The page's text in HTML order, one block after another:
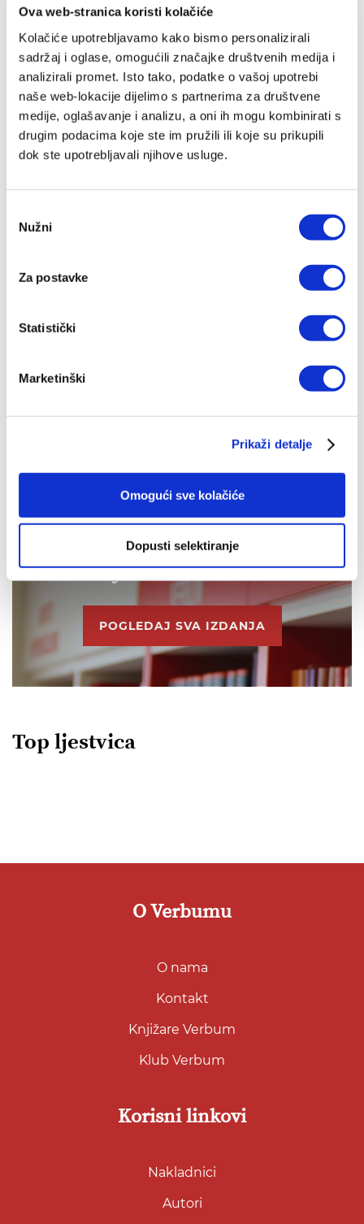
Ova web-stranica koristi kolačiće
Kolačiće upotrebljavamo kako bismo personalizirali
sadržaj i oglase, omogućili značajke društvenih medija i
analizirali promet. Isto tako, podatke o vašoj upotrebi
naše web-lokacije dijelimo s partnerima za društvene
medije, oglašavanje i analizu, a oni ih mogu kombinirati s
drugim podacima koje ste im pružili ili koje su prikupili
dok ste upotrebljavali njihove usluge.
pristanka
Nužni
Za postavke
Statistički
Marketinški
Prikaži detalje
Omogući sve kolačiće
Dopusti selektiranje
Niz Biblija nam priča sastoji se od četiri knjižice od
kojih
svaka donosi po jednu Isusovu prispodobu iz
Evanđelja.
Prispodobe su ispričane na krajnje jednostavan
način
prikladan za djecu predškolskog uzrasta.
su bogato ilustrirane u boji.
OD ISTOG NAKLADNIKA
IZDANJA NAKLADE VERBUM
POGLEDAJ SVA IZDANJA
Top ljestvica
O Verbumu
O nama
Kontakt
Knjižare Verbum
Klub Verbum
Korisni linkovi
Nakladnici
Autori